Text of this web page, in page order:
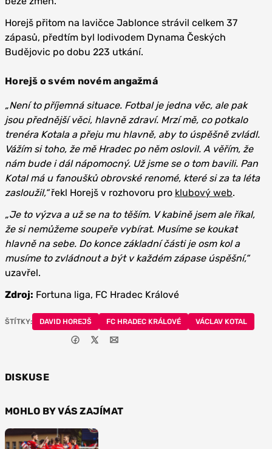
Horejš přitom na lavičce Jablonce strávil celkem 37
zápasů, předtím byl lodivodem Dynama Českých
Budějovic po dobu 223 utkání.
Horejš o svém novém angažmá
„Není to příjemná situace. Fotbal je jedna věc, ale pak
jsou přednější věci, hlavně zdraví. Mrzí mě, co potkalo
trenéra Kotala a přeju mu hlavně, aby to úspěšně zvládl.
Vážím si toho, že mě Hradec po něm oslovil. A věřím, že
nám bude i dál nápomocný. Už jsme se o tom bavili. Pan
Kotal má u fanoušků obrovské renomé, které si za ta léta
zasloužil,“řekl Horejš v rozhovoru pro klubový web.
„Je to výzva a už se na to těším. V kabině jsem ale říkal,
že si nemůžeme soupeře vybírat. Musíme se koukat
hlavně na sebe. Do konce základní části je osm kol a
musíme to zvládnout a být v každém zápase úspěšní,“
uzavřel.
Zdroj: Fortuna liga, FC Hradec Králové
ŠTÍTKY: DAVID HOREJŠ FC HRADEC KRÁLOVÉ VÁCLAV KOTAL
DISKUSE
MOHLO BY VÁS ZAJÍMAT